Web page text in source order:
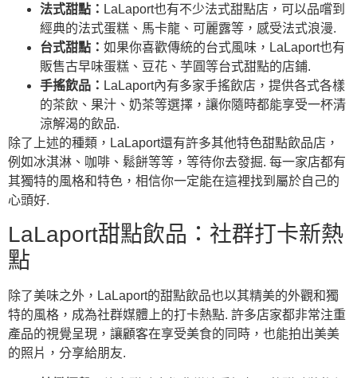
法式甜點： LaLaport也有不少法式甜點店，可以品嚐到
經典的法式蛋糕、馬卡龍、可麗露等，感受法式浪漫.
台式甜點： 如果你喜歡傳統的台式風味，LaLaport也有
販售古早味蛋糕、豆花、芋圓等台式甜點的店鋪.
手搖飲品： LaLaport內有多家手搖飲店，提供各式各樣
的茶飲、果汁、奶茶等選擇，讓你隨時都能享受一杯清
涼解渴的飲品.
除了上述的種類，LaLaport還有許多其他特色甜點飲品店，
例如冰淇淋、咖啡、鬆餅等等，等待你去發掘. 每一家店都有
其獨特的風格和特色，相信你一定能在這裡找到屬於自己的
心頭好.
LaLaport甜點飲品：社群打卡新熱
點
除了美味之外，LaLaport的甜點飲品也以其精美的外觀和獨
特的風格，成為社群媒體上的打卡熱點. 許多店家都非常注重
產品的視覺呈現，讓顧客在享受美食的同時，也能拍出美美
的照片，分享給朋友.